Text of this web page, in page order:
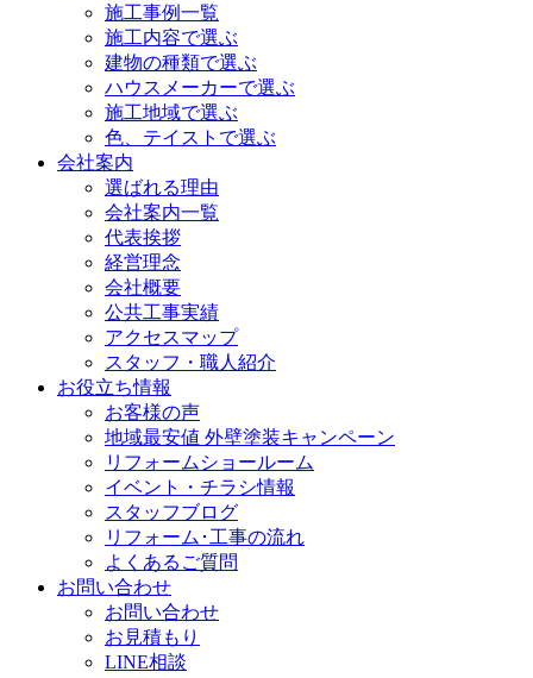
施工事例一覧
施工内容で選ぶ
建物の種類で選ぶ
ハウスメーカーで選ぶ
施工地域で選ぶ
色、テイストで選ぶ
会社案内
選ばれる理由
会社案内一覧
代表挨拶
経営理念
会社概要
公共工事実績
アクセスマップ
スタッフ・職人紹介
お役立ち情報
お客様の声
地域最安値 外壁塗装キャンペーン
リフォームショールーム
イベント・チラシ情報
スタッフブログ
リフォーム･工事の流れ
よくあるご質問
お問い合わせ
お問い合わせ
お見積もり
LINE相談